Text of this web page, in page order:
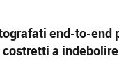
end-to-end
a